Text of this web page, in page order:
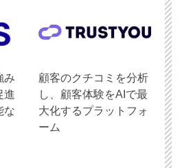
み
進
な
顧客のクチコミを分析
し、顧客体験をAIで最
大化するプラットフォ
ーム